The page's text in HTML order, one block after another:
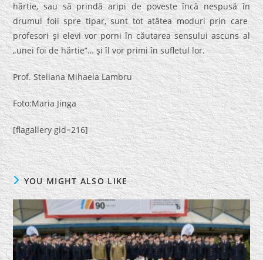
hărtie, sau să prindă aripi de poveste încă nespusă în
drumul foii spre tipar, sunt tot atâtea moduri prin care
profesori şi elevi vor porni în căutarea sensului ascuns al
„unei foi de hărtie”… şi îl vor primi în sufletul lor.
Prof. Steliana Mihaela Lambru
Foto:Maria Jinga
[flagallery gid=216]
YOU MIGHT ALSO LIKE